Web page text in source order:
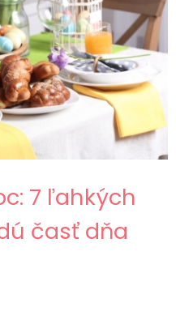
7 ľahkých
časť dňa